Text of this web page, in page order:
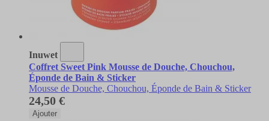
Inuwet
Coffret Sweet Pink Mousse de Douche, Chouchou,
Éponde de Bain & Sticker
Mousse de Douche, Chouchou, Éponde de Bain & Sticker
24,50 €
Ajouter